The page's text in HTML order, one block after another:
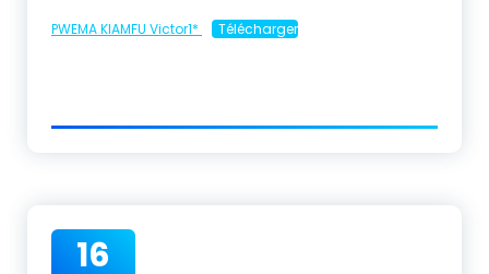
PWEMA KIAMFU Victor1* Télécharger
16